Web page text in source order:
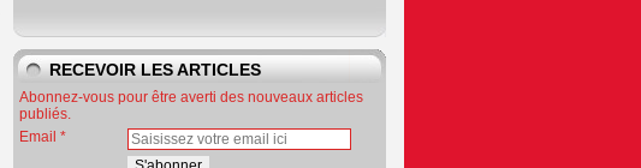
RECEVOIR LES ARTICLES
Abonnez-vous pour être averti des nouveaux articles
publiés.
Email